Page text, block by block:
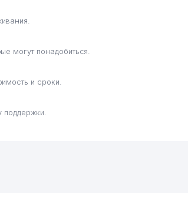
могут понадобиться.
и сроки.